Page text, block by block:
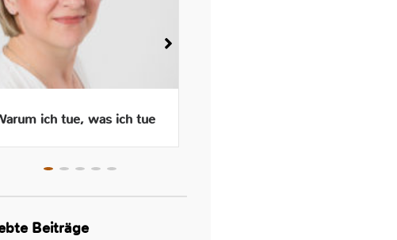
ich tue, was ich tue
Beiträge